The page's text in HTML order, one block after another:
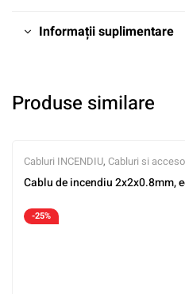
Informații suplimentare
Produse similare
Cabluri INCENDIU, Cabluri si
Cablu de incendiu 2x2x0.8mm,
-25%